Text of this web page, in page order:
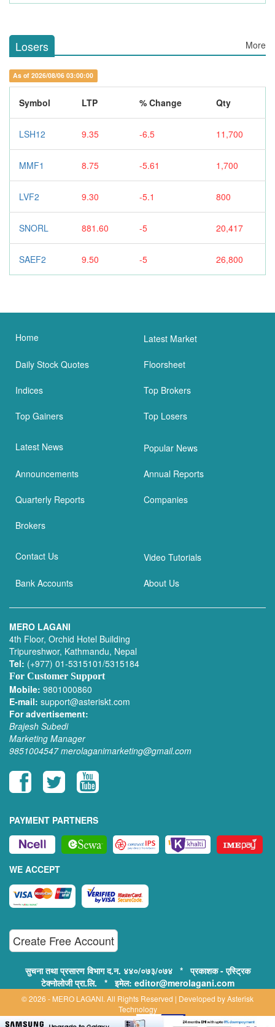
Losers More
As of 2026/08/06 03:00:00
Symbol LTP % Change Qty
LSH12 9.35 -6.5 11,700
MMF1 8.75 -5.61 1,700
LVF2 9.30 -5.1 800
SNORL 881.60 -5 20,417
SAEF2 9.50 -5 26,800
Home Latest Market
Daily Stock Quotes Floorsheet
Indices Top Brokers
Top Gainers Top Losers
Latest News Popular News
Announcements Annual Reports
Quarterly Reports Companies
Brokers
Contact Us Video Tutorials
Bank Accounts About Us
MERO LAGANI
4th Floor, Orchid Hotel Building
Tripureshwor, Kathmandu, Nepal
Tel: (+977) 01-5315101/5315184
For Customer Support
Mobile: 9801000860
E-mail: support@asteriskt.com
For advertisement:
Brajesh Subedi
Marketing Manager
9851004547 merolaganimarketing@gmail.com
PAYMENT PARTNERS
WE ACCEPT
Create Free Account
सुचना तथा प्रसारण विभाग द.न. ४४०/०७३/०७४ * प्रकाशक - एस्ट्रिक
टेक्नोलोजी प्रा.लि. * इमेल: editor@merolagani.com
© 2026 - MERO LAGANI. All Rights Reserved | Developed byAsterisk
Technology
Supported By: